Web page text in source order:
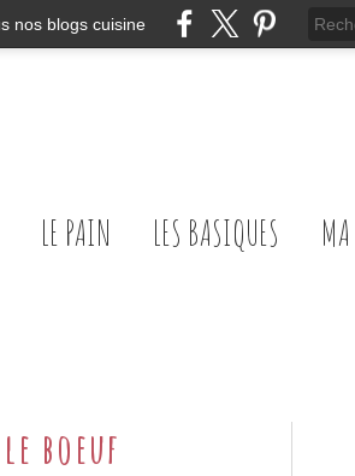
nos blogs cuisine
LE PAIN LES BASIQUES
boeuf